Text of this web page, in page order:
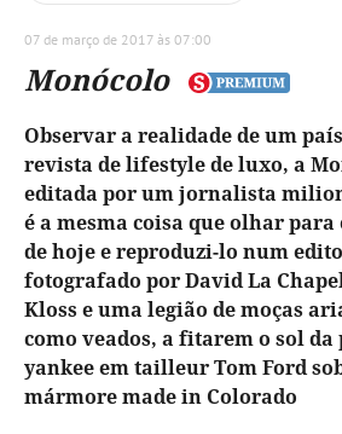
07 de março de 2017 às 07:00
Monócolo
Observar a realidade de um
revista de lifestyle de luxo, a
editada por um jornalista
é a mesma coisa que olhar para
de hoje e reproduzi-lo num
fotografado por David La
Kloss e uma legião de moças
como veados, a fitarem o sol
yankee em tailleur Tom Ford
mármore made in Colorado